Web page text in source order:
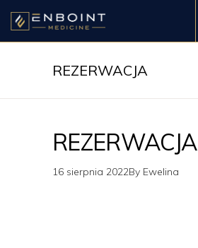
REZERWACJA
REZERWACJA
16 sierpnia 2022By Ewelina